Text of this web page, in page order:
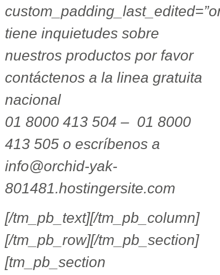
tiene inquietudes sobre
nuestros productos por favor
contáctenos a la linea gratuita
nacional
01 8000 413 504 – 01 8000
413 505 o escríbenos a
info@orchid-yak-
801481.hostingersite.com
[/tm_pb_text][/tm_pb_column]
[/tm_pb_row][/tm_pb_section]
[tm_pb_section